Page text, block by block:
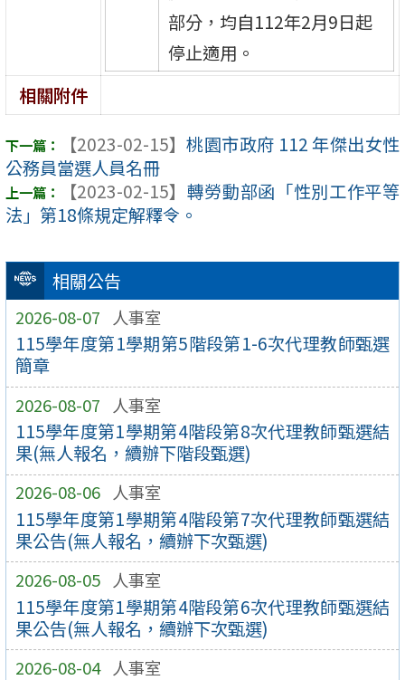
相關公告
2026-08-07 人事室
115學年度第1學期第5階段第1-6次代理教師甄選
簡章
2026-08-07 人事室
115學年度第1學期第4階段第8次代理教師甄選結
果(無人報名，續辦下階段甄選)
2026-08-06 人事室
115學年度第1學期第4階段第7次代理教師甄選結
果公告(無人報名，續辦下次甄選)
2026-08-05 人事室
115學年度第1學期第4階段第6次代理教師甄選結
果公告(無人報名，續辦下次甄選)
2026-08-04 人事室
部分，均自112年2月9日起
停止適用。
相關附件
【2023-02-15】 桃園市政府 112 年傑出女性
公務員當選人員名冊
【2023-02-15】 轉勞動部函「性別工作平等
法」第18條規定解釋令。